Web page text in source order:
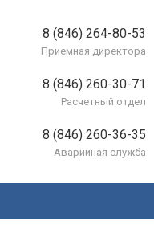
8 (846) 264-80-53
Приемная директора
8 (846) 260-30-71
Расчетный отдел
8 (846) 260-36-35
Аварийная служба